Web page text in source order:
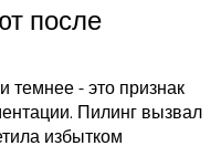
после
темнее - это признак
Пилинг вызвал
избытком